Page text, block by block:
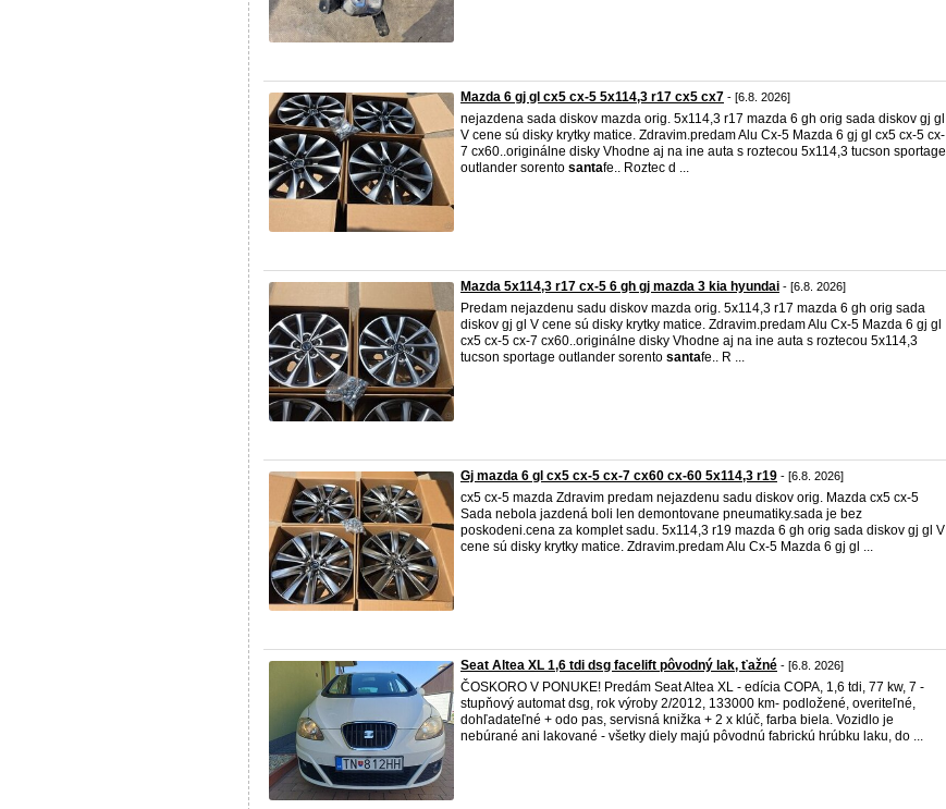
Mazda 6 gj gl cx5 cx-5 5x114,3 r17 cx5 cx7 - [6.8. 2026]
nejazdena sada diskov mazda orig. 5x114,3 r17 mazda 6 gh orig sada diskov gj gl
V cene sú disky krytky matice. Zdravim.predam Alu Cx-5 Mazda 6 gj gl cx5 cx-5 cx-
7 cx60..originálne disky Vhodne aj na ine auta s roztecou 5x114,3 tucson sportage
outlander sorento santafe.. Roztec d ...
Mazda 5x114,3 r17 cx-5 6 gh gj mazda 3 kia hyundai - [6.8. 2026]
Predam nejazdenu sadu diskov mazda orig. 5x114,3 r17 mazda 6 gh orig sada
diskov gj gl V cene sú disky krytky matice. Zdravim.predam Alu Cx-5 Mazda 6 gj gl
cx5 cx-5 cx-7 cx60..originálne disky Vhodne aj na ine auta s roztecou 5x114,3
tucson sportage outlander sorento santafe.. R ...
Gj mazda 6 gl cx5 cx-5 cx-7 cx60 cx-60 5x114,3 r19 - [6.8. 2026]
cx5 cx-5 mazda Zdravim predam nejazdenu sadu diskov orig. Mazda cx5 cx-5
Sada nebola jazdená boli len demontovane pneumatiky.sada je bez
poskodeni.cena za komplet sadu. 5x114,3 r19 mazda 6 gh orig sada diskov gj gl V
cene sú disky krytky matice. Zdravim.predam Alu Cx-5 Mazda 6 gj gl ...
Seat Altea XL 1,6 tdi dsg facelift pôvodný lak, ťažné - [6.8. 2026]
ČOSKORO V PONUKE! Predám Seat Altea XL - edícia COPA, 1,6 tdi, 77 kw, 7 -
stupňový automat dsg, rok výroby 2/2012, 133000 km- podložené, overiteľné,
dohľadateľné + odo pas, servisná knižka + 2 x klúč, farba biela. Vozidlo je
nebúrané ani lakované - všetky diely majú pôvodnú fabrickú hrúbku laku, do ...